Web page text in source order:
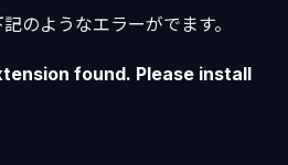
のようなエラーがでます。
found. Please install